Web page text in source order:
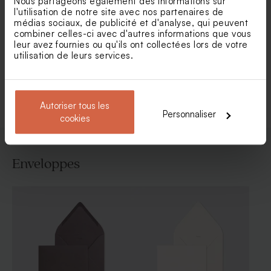
l'utilisation de notre site avec nos partenaires de
médias sociaux, de publicité et d'analyse, qui peuvent
combiner celles-ci avec d'autres informations que vous
leur avez fournies ou qu'ils ont collectées lors de votre
utilisation de leurs services.
Autoriser tous les
cookies
Personnaliser
Faire part de naissance de
notre petit trésor
Faire part naissance chic
avec petit noeud
Voir toute la collection Faire-part naissance
Enveloppes